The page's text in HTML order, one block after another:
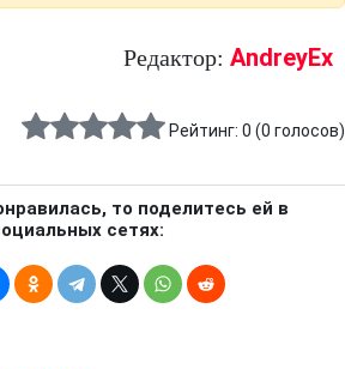
Редактор: AndreyEx
Рейтинг: 0 (0 голосов)
то поделитесь ей в
сетях: